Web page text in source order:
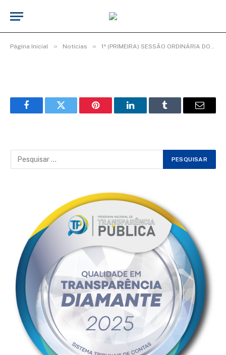
Página Inicial » Notícias » 1ª (PRIMEIRA) SESSÃO ORDINÁRIA DO 3º PERÍODO LEGISLATIVO DA 20ª LEGISLATURA.
(2)
FacebookTwitter Pinterest LinkedInTumblr Email